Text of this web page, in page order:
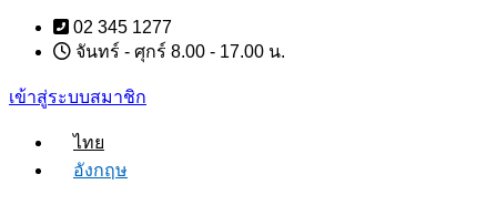
Skip
content
02 345 1277
จันทร์ - ศุกร์ 8.00 - 17.00 น.
เข้าสู่ระบบสมาชิก
ไทย
อังกฤษ